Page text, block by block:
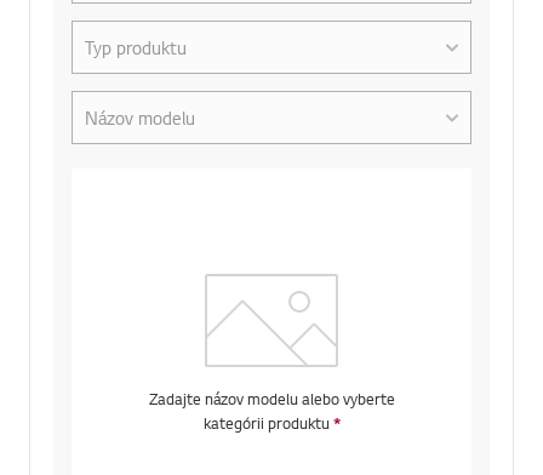
Zadajte názov modelu alebo vyberte
kategórii produktu*Required field